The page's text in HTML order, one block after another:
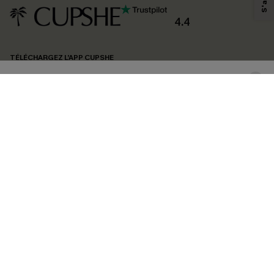
4.4
TÉLÉCHARGEZ L’APP CUPSHE
produits susceptibles de vous intéresser, conformément à notre
Politique de
confidentialité
. Vous pouvez vous désabonner à tout moment.